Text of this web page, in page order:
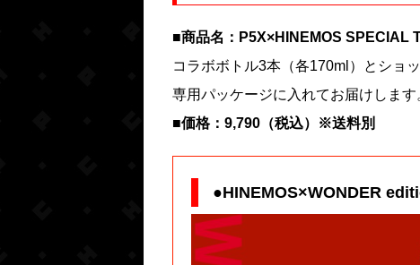
■商品名：P5X×HINEMOS SPECIAL
コラボボトル3本（各170ml）とショ
専用パッケージに入れてお届けします
■価格：9,790（税込）※送料別
●HINEMOS×WONDER